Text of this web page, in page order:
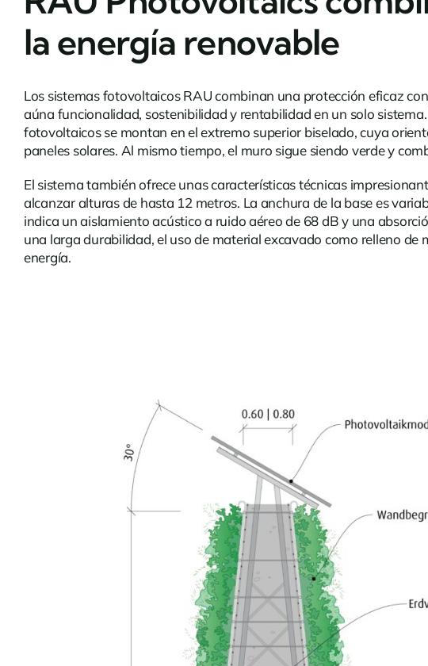
la energía renovable
Los sistemas fotovoltaicos RAU combinan una protección eficaz
aúna funcionalidad, sostenibilidad y rentabilidad en un solo
fotovoltaicos se montan en el extremo superior biselado, cuya
paneles solares. Al mismo tiempo, el muro sigue siendo verde y
El sistema también ofrece unas características técnicas
alcanzar alturas de hasta 12 metros. La anchura de la base es
indica un aislamiento acústico a ruido aéreo de 68 dB y una
una larga durabilidad, el uso de material excavado como relleno
energía.